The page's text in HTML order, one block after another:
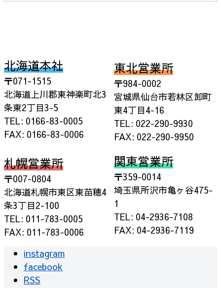
北海道本社
〒071-1515
北海道上川郡東神楽町北3
条東2丁目3-5
TEL: 0166-83-0005
FAX: 0166-83-0006
札幌営業所
〒007-0804
北海道札幌市東区東苗穂4
条3丁目2-100
TEL: 011-783-0005
FAX: 011-783-0006
東北営業所
〒984-0002
宮城県仙台市若林区卸町
東4丁目4-16
TEL: 022-290-9930
FAX: 022-290-9950
関東営業所
〒359-0014
埼玉県所沢市亀ヶ谷475-
1
TEL: 04-2936-7108
FAX: 04-2936-7119
instagram
facebook
RSS